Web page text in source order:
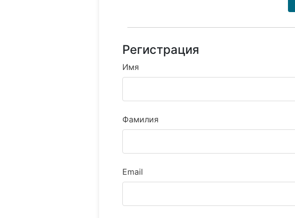
Регистрация
Имя
Фамилия
Email